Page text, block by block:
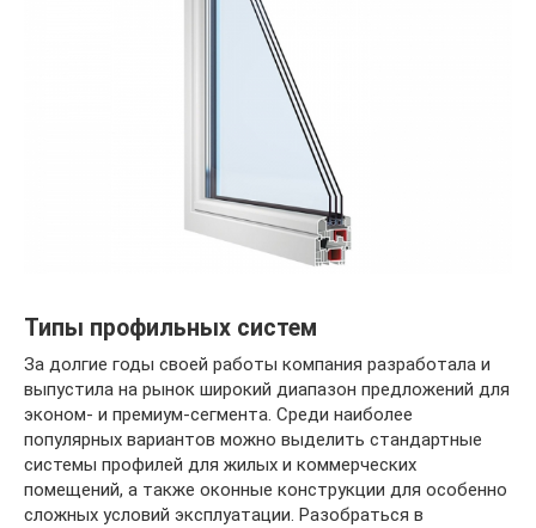
Типы профильных систем
За долгие годы своей работы компания разработала и
выпустила на рынок широкий диапазон предложений для
эконом- и премиум-сегмента. Среди наиболее
популярных вариантов можно выделить стандартные
системы профилей для жилых и коммерческих
помещений, а также оконные конструкции для особенно
сложных условий эксплуатации. Разобраться в